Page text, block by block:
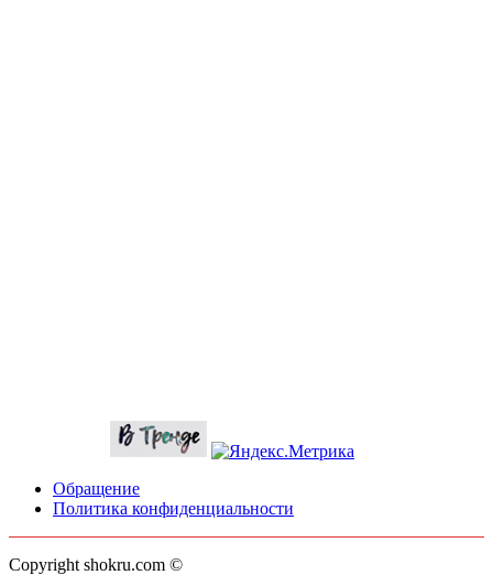
Обращение
Политика конфиденциальности
Copyright shokru.com ©